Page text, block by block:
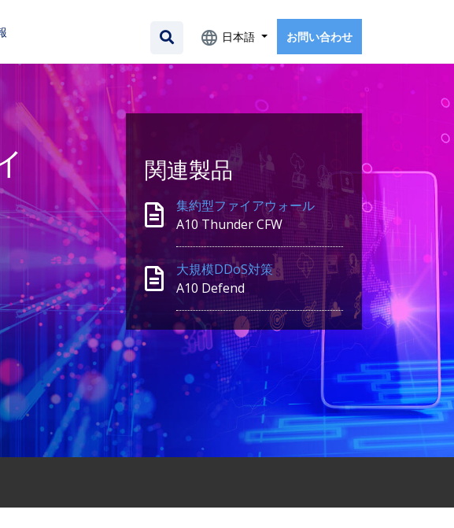
日本語 お問い合わせ
関連製品
集約型ファイアウォール
A10 Thunder CFW
大規模DDoS対策
A10 Defend